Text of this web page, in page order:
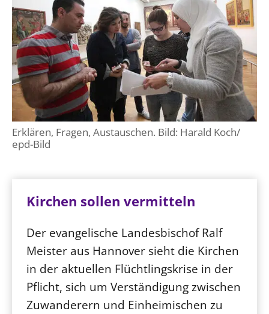
Erklären, Fragen, Austauschen. Bild: Harald Koch/
epd-Bild
Kirchen sollen vermitteln
Der evangelische Landesbischof Ralf
Meister aus Hannover sieht die Kirchen
in der aktuellen Flüchtlingskrise in der
Pflicht, sich um Verständigung zwischen
Zuwanderern und Einheimischen zu